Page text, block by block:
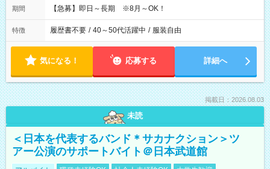
期間 【急募】即日～長期 ※8月～OK！
特徴 履歴書不要 / 40～50代活躍中 / 服装自由
気になる！ 応募する 詳細へ
掲載日：2026.08.03
未読
＜日本を代表するバンド＊サカナクション＞ツ
アー公演のサポートバイト＠日本武道館